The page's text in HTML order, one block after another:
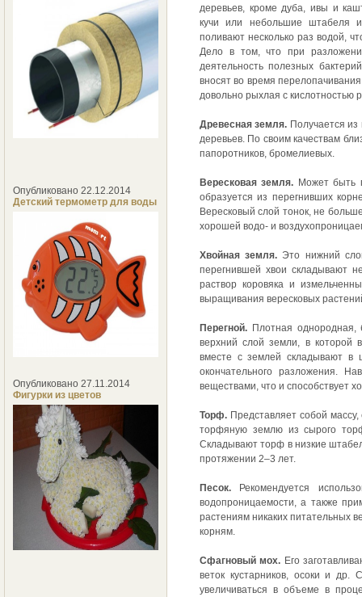
Опубликовано 22.12.2014
Детский термометр для воды
Опубликовано 27.11.2014
Фигурки из цветов
деревьев, кроме дуба, ивы и
кучи или небольшие штабеля
поливают несколько раз водой,
Дело в том, что при
деятельность полезных
вносят во время
довольно рыхлая с кислотностью
Древесная земля. Получается
деревьев. По своим качествам
папоротников, бромелиевых.
Вересковая земля. Может быть
образуется из перегнивших
Вересковый слой тонок, не
хорошей водо- и
Хвойная земля. Это нижний
перегнившей хвои складывают
раствор коровяка и
выращивания вересковых
Перегной. Плотная однородная,
верхний слой земли, в которой
вместе с землей складывают в
окончательного разложения.
веществами, что и способствует
Торф. Представляет собой
торфяную землю из сырого
Складывают торф в низкие
протяжении 2–3 лет.
Песок. Рекомендуется
водопроницаемости, а также
растениям никаких питательных
корням.
Сфагновый мох. Его
веток кустарников, осоки и др.
увеличиваться в объеме в